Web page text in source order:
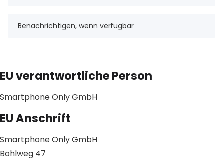
Benachrichtigen, wenn verfügbar
EU verantwortliche Person
Smartphone Only GmbH
EU Anschrift
Smartphone Only GmbH
Bohlweg 47